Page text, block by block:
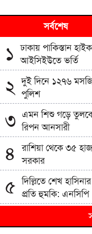
সর্বশেষ
১ ঢাকায় পাকিস্তান
আইসিইউতে ভর্তি
২
দুই দিনে ১২৭৬
পুলিশ
৩ এমন শিশু গড়ে
রিপন আনসারী
৪
রাশিয়া থেকে ৩৫
সরকার
৫ দিল্লিতে শেখ
প্রতি হুমকি: এনসিপি
বিএনপিতে রাষ্ট্রপতি
নেবেন তারেক রহমান